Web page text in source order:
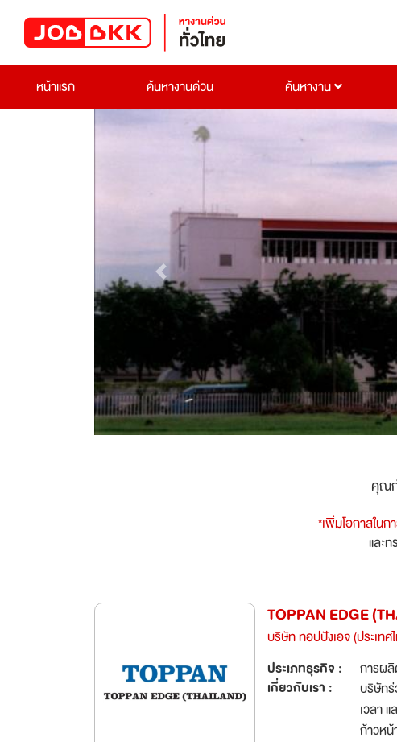
หน้าแรก
ค้นหางานด่วน ค้นหางาน
Previous
คุณ
*เพิ่มโอกาสในก
และ
TOPPAN EDGE
บริษัท ทอปปังเอจ (ประเทศ
ประเภทธุรกิจ :
การผ
เกี่ยวกับเรา :
บริษัท
เวลา
ก้าวห